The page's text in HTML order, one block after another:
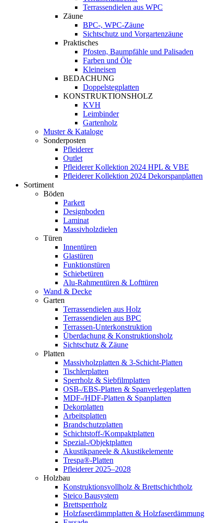
Terrassendielen aus WPC
Zäune
BPC-, WPC-Zäune
Sichtschutz und Vorgartenzäune
Praktisches
Pfosten, Baumpfähle und Palisaden
Farben und Öle
Kleineisen
BEDACHUNG
Doppelstegplatten
KONSTRUKTIONSHOLZ
KVH
Leimbinder
Gartenholz
Muster & Kataloge
Sonderposten
Pfleiderer
Outlet
Pfleiderer Kollektion 2024 HPL & VBE
Pfleiderer Kollektion 2024 Dekorspanplatten
Sortiment
Böden
Parkett
Designboden
Laminat
Massivholzdielen
Türen
Innentüren
Glastüren
Funktionstüren
Schiebetüren
Alu-Rahmentüren & Lofttüren
Wand & Decke
Garten
Terrassendielen aus Holz
Terrassendielen aus BPC
Terrassen-Unterkonstruktion
Überdachung & Konstruktionsholz
Sichtschutz & Zäune
Platten
Massivholzplatten & 3-Schicht-Platten
Tischlerplatten
Sperrholz & Siebfilmplatten
OSB-/EBS-Platten & Spanverlegeplatten
MDF-/HDF-Platten & Spanplatten
Dekorplatten
Arbeitsplatten
Brandschutzplatten
Schichtstoff-/Kompaktplatten
Spezial-/Objektplatten
Akustikpaneele & Akustikelemente
Trespa®-Platten
Pfleiderer 2025–2028
Holzbau
Konstruktionsvollholz & Brettschichtholz
Steico Bausystem
Brettsperrholz
Holzfaserdämmplatten & Holzfaserdämmung